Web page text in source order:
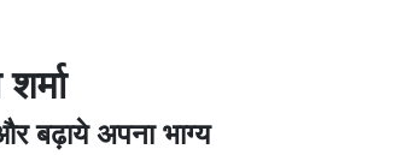
बढ़ाये अपना भाग्य